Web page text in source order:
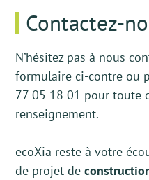
Contactez-
N’hésitez pas à nous
formulaire ci-contre ou
77 05 18 01 pour toute
renseignement.
ecoXia reste à votre
de projet de